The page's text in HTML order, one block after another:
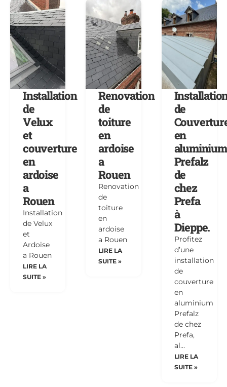
Installation
de
Velux
et
couverture
en
ardoise
a
Rouen
Installation
de Velux
et
Ardoise
a Rouen
LIRE LA
SUITE »
Renovation
de
toiture
en
ardoise
a
Rouen
Renovation
de
toiture
en
ardoise
a Rouen
LIRE LA
SUITE »
de
en
aluminium
Prefalz
de
chez
Prefa
à
Dieppe.
Profitez
d’une
installation
de
couverture
en
aluminium
Prefalz
de chez
Prefa,
al…
LIRE LA
SUITE »